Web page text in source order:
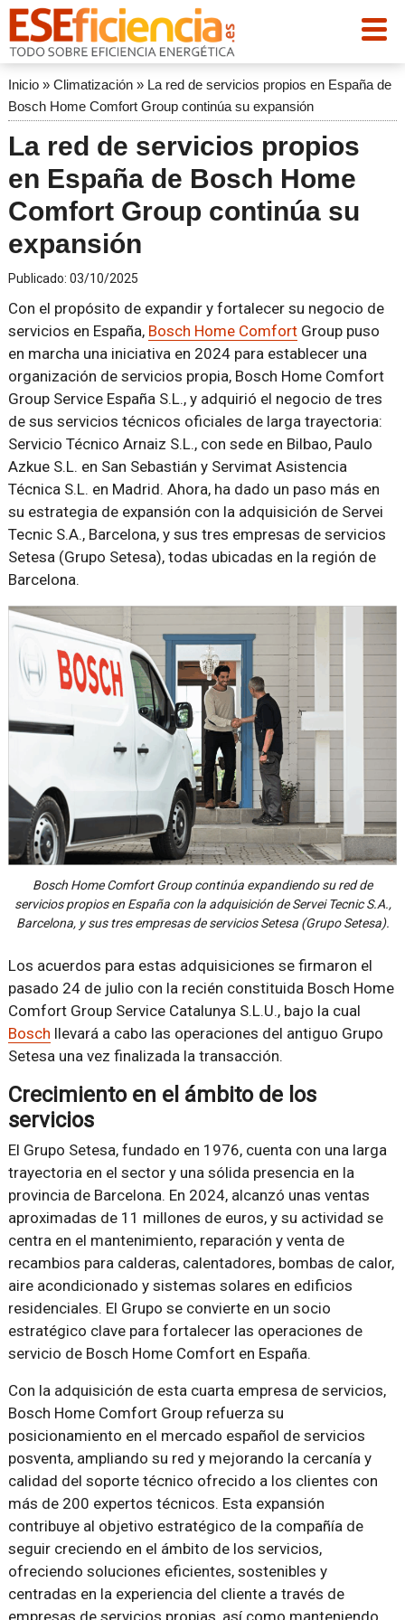
Inicio» Climatización» La red de servicios propios en España de
Bosch Home Comfort Group continúa su expansión
La red de servicios propios
en España de Bosch Home
Comfort Group continúa su
expansión
Publicado: 03/10/2025
Con el propósito de expandir y fortalecer su negocio de
servicios en España, Bosch Home ComfortGroup puso
en marcha una iniciativa en 2024 para establecer una
organización de servicios propia, Bosch Home Comfort
Group Service España S.L., y adquirió el negocio de tres
de sus servicios técnicos oficiales de larga trayectoria:
Servicio Técnico Arnaiz S.L., con sede en Bilbao, Paulo
Azkue S.L. en San Sebastián y Servimat Asistencia
Técnica S.L. en Madrid. Ahora, ha dado un paso más en
su estrategia de expansión con la adquisición de Servei
Tecnic S.A., Barcelona, y sus tres empresas de servicios
Setesa (Grupo Setesa), todas ubicadas en la región de
Barcelona.
Bosch Home Comfort Group continúa expandiendo su red de
servicios propios en España con la adquisición de Servei Tecnic S.A.,
Barcelona, y sus tres empresas de servicios Setesa (Grupo Setesa).
Los acuerdos para estas adquisiciones se firmaron el
pasado 24 de julio con la recién constituida Bosch Home
Comfort Group Service Catalunya S.L.U., bajo la cual
Bosch llevará a cabo las operaciones del antiguo Grupo
Setesa una vez finalizada la transacción.
Crecimiento en el ámbito de los
servicios
El Grupo Setesa, fundado en 1976, cuenta con una larga
trayectoria en el sector y una sólida presencia en la
provincia de Barcelona. En 2024, alcanzó unas ventas
aproximadas de 11 millones de euros, y su actividad se
centra en el mantenimiento, reparación y venta de
recambios para calderas, calentadores, bombas de calor,
aire acondicionado y sistemas solares en edificios
residenciales. El Grupo se convierte en un socio
estratégico clave para fortalecer las operaciones de
servicio de Bosch Home Comfort en España.
Con la adquisición de esta cuarta empresa de servicios,
Bosch Home Comfort Group refuerza su
posicionamiento en el mercado español de servicios
posventa, ampliando su red y mejorando la cercanía y
calidad del soporte técnico ofrecido a los clientes con
más de 200 expertos técnicos. Esta expansión
contribuye al objetivo estratégico de la compañía de
seguir creciendo en el ámbito de los servicios,
ofreciendo soluciones eficientes, sostenibles y
centradas en la experiencia del cliente a través de